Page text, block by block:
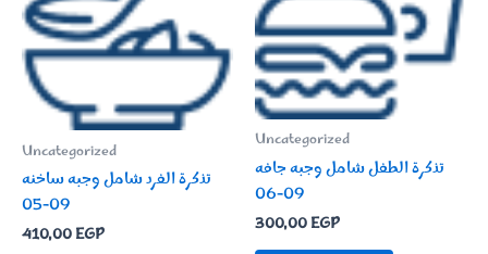
Uncategorized
تذكرة الفرد شامل وجبه ساخنه
09-05
410,00EGP
Uncategorized
تذكرة الطفل شامل وجبه جافه
09-06
300,00EGP